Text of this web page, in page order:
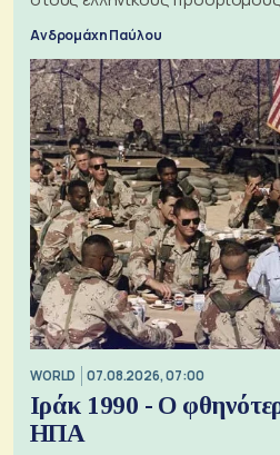
Ανδρομάχη Παύλου
WORLD 07.08.2026, 07:00
Ιράκ 1990 - Ο
ΗΠΑ